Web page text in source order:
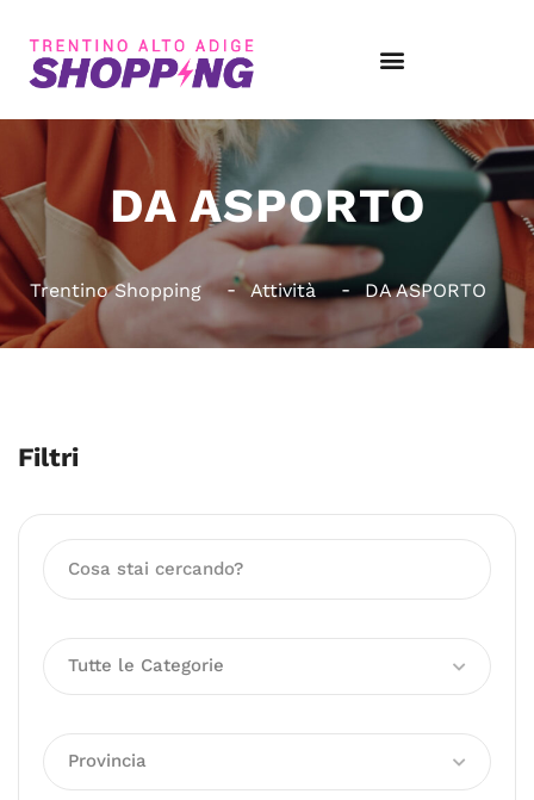
DA ASPORTO
Trentino Shopping Attività DA ASPORTO
Filtri
Tutte le Categorie
Provincia